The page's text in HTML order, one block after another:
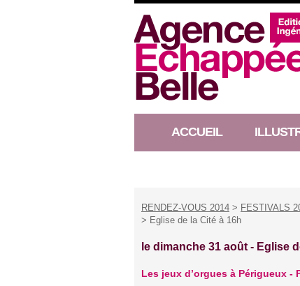
ACCUEIL
RENDEZ-VOUS 2014 > FESTIVALS
> Eglise de la Cité à 16h
le dimanche 31 août - Eglise
Les jeux d’orgues à Périgueux -